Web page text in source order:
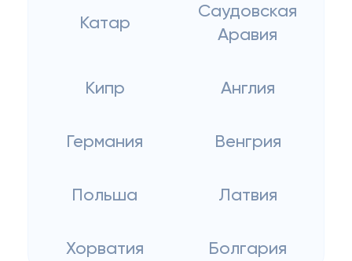
Катар
Саудовская
Аравия
Кипр Англия
Германия Венгрия
Польша Латвия
Хорватия Болгария